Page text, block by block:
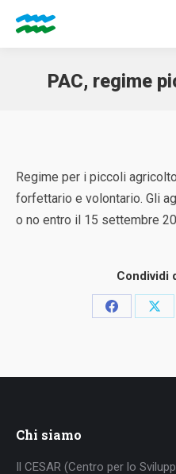
PAC, regime
Regime per i piccoli
forfettario e volontario. Gli
o no entro il 15 settembre
Condividi
Condividi
Chi siamo
Il CESAR (Centro per lo